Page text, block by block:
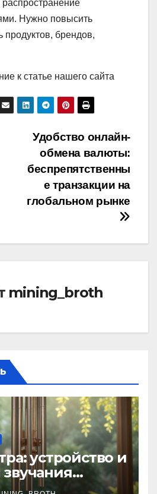
Нужно повысить
продуктов, брендов,
к статье нашего сайта
Удобство онлайн-
обмена валюты:
беспрепятственны
е транзакции на
глобальном рынке
mining_broth
устройство и